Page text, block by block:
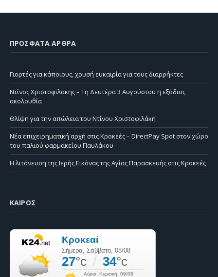
ΠΡΌΣΦΑΤΑ ΆΡΘΡΑ
Γιορτές για κάποιους, χρυσή ευκαιρία για τους διαρρήκτες
Ντίνος Χριστοφιλάκης – Τη Δευτέρα 3 Αυγούστου η εξόδιος
ακολουθία
Θλίψη για την απώλεια του Ντίνου Χριστοφιλάκη
Νέα επιχειρηματική αρχή στις Κροκεές – DirectPay Spot στον χώρο
του παλιού φαρμακείου Παυλάκου
Η λιτάνευση της Ιερής Εικόνας της Αγίας Παρασκευής στις Κροκεές
ΚΑΙΡΌΣ